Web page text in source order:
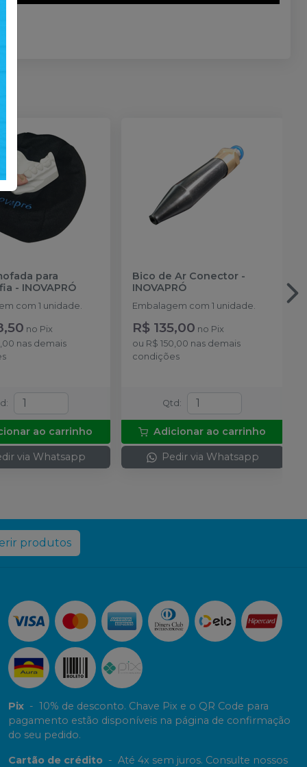
para
- INOVAPRÓ
com 1 unidade.
no Pix
nas demais
:
ao carrinho
via Whatsapp
Bico de Ar Conector-
INOVAPRÓ
Embalagem com 1 unidade.
R$ 135,00 no Pix
ou R$ 150,00 nas demais
condições
Qtd :
Adicionar ao carrinho
Pedir via Whatsapp
produtos
Pix - 10% de desconto. Chave Pix e o QR Code para
pagamento estão disponíveis na página de confirmação
do seu pedido.
Cartão de crédito - Até 4x sem juros. Consulte nossos